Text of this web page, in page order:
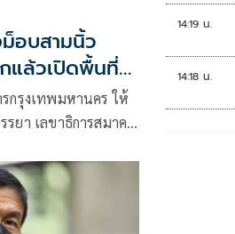
อบสามนิ้ว
ล้วเปิดพื้นที่ให้
กรุงเทพมหานคร ให้
ยา เลขาธิการสมาคม
าฯกทม.ไม่ควบคุม
นุมที่ขออนุญาต
14:19 น.
14:18 น.